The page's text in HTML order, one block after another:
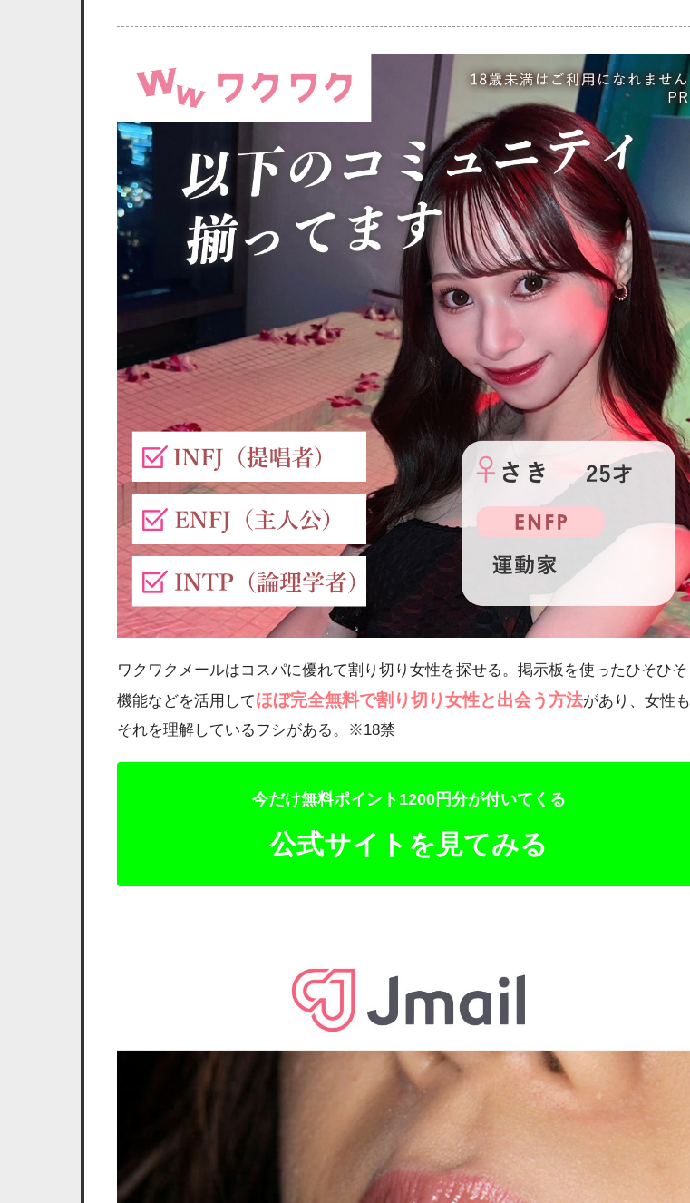
ワクワクメールはコスパに優れて割り切り女性を探せる。掲示板を使ったひそひそ
機能などを活用してほぼ完全無料で割り切り女性と出会う方法があり、女性も
それを理解しているフシがある。※18禁
今だけ無料ポイント1200円分が付いてくる
公式サイトを見てみる